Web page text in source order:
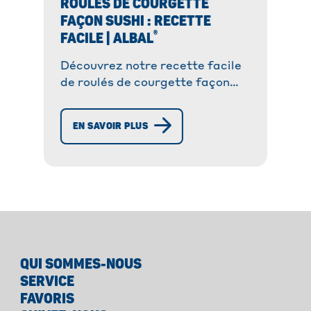
ROULÉS DE COURGETTE
FAÇON SUSHI : RECETTE
FACILE | ALBAL®
Découvrez notre recette facile
de roulés de courgette façon
d’avocat. Une entrée fraîche et
rapide à préparer, idéale pour
EN SAVOIR PLUS
QUI SOMMES-NOUS
SERVICE
FAVORIS